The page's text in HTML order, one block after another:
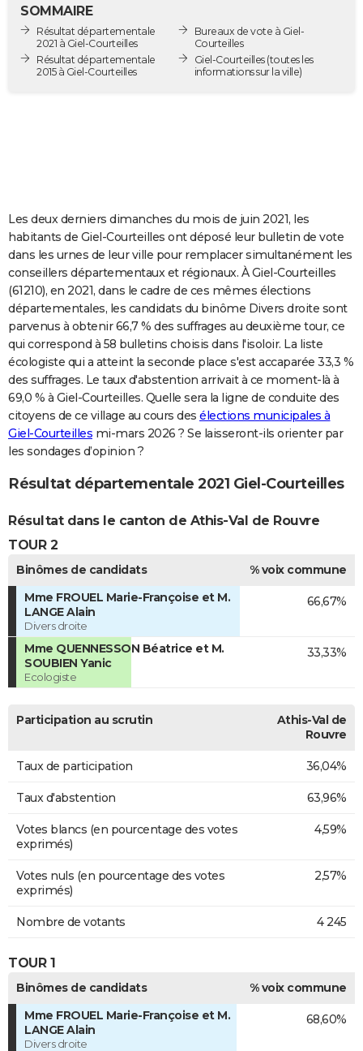
Destinations
City break
Voyage nature
Voyage de noces
Forum
Climat
GUIDES D'ACHAT
COPAINS D'AVANT
AVIS DE DÉCÈS
Bricolage
Lifestyle
Culture
Sport
Auto
Television
Voyage
Cinema
SOMMAIRE
Résultat départementale
2021 à Giel-Courteilles
Résultat départementale
2015 à Giel-Courteilles
Bureaux de vote à Giel-
Courteilles
Giel-Courteilles(toutes les
informations sur la ville)
Les deux derniers dimanches du mois de juin 2021, les
habitants de Giel-Courteilles ont déposé leur bulletin de vote
dans les urnes de leur ville pour remplacer simultanément les
conseillers départementaux et régionaux. À Giel-Courteilles
(61210), en 2021, dans le cadre de ces mêmes élections
départementales, les candidats du binôme Divers droite sont
parvenus à obtenir 66,7 % des suffrages au deuxième tour, ce
qui correspond à 58 bulletins choisis dans l'isoloir. La liste
écologiste qui a atteint la seconde place s'est accaparée 33,3 %
des suffrages. Le taux d'abstention arrivait à ce moment-là à
69,0 % à Giel-Courteilles. Quelle sera la ligne de conduite des
citoyens de ce village au cours des élections municipales à
Giel-Courteilles mi-mars 2026 ? Se laisseront-ils orienter par
les sondages d’opinion ?
Résultat départementale 2021 Giel-Courteilles
Résultat dans le canton de Athis-Val de Rouvre
TOUR 2
Binômes de candidats
% voix commune
Mme FROUEL Marie-Françoise et M.
LANGE Alain
Divers droite
66,67%
Mme QUENNESSON Béatrice et M.
SOUBIEN Yanic
Ecologiste
33,33%
Participation au scrutin
Athis-Val de
Rouvre
Taux de participation 36,04%
Taux d'abstention 63,96%
Votes blancs (en pourcentage des votes
exprimés)
4,59%
Votes nuls (en pourcentage des votes
exprimés)
2,57%
Nombre de votants 4 245
TOUR 1
Binômes de candidats
% voix commune
Mme FROUEL Marie-Françoise et M.
LANGE Alain
Divers droite
68,60%